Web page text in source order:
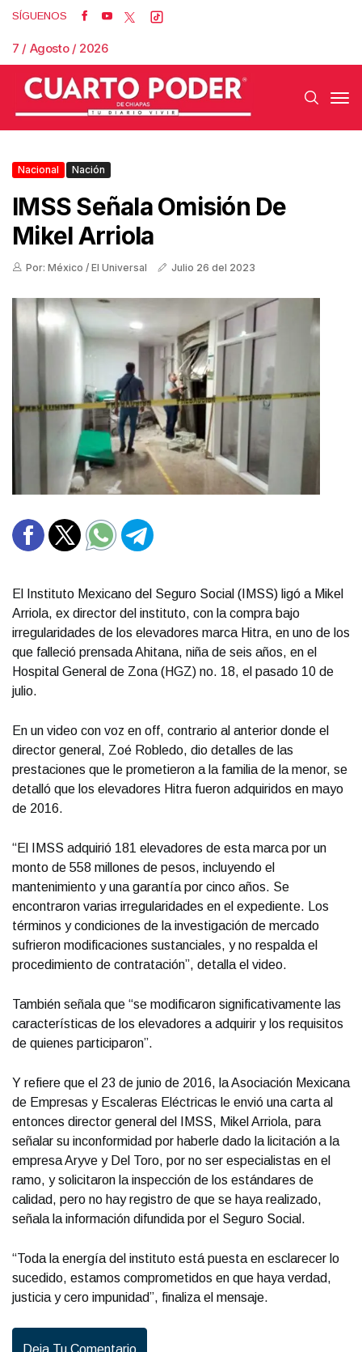
SÍGUENOS
7 / Agosto / 2026
Nacional Nación
IMSS Señala Omisión De
Mikel Arriola
Por: México / El Universal Julio 26 del 2023
El Instituto Mexicano del Seguro Social (IMSS) ligó a Mikel
Arriola, ex director del instituto, con la compra bajo
irregularidades de los elevadores marca Hitra, en uno de los
que falleció prensada Ahitana, niña de seis años, en el
Hospital General de Zona (HGZ) no. 18, el pasado 10 de
julio.
En un video con voz en off, contrario al anterior donde el
director general, Zoé Robledo, dio detalles de las
prestaciones que le prometieron a la familia de la menor, se
detalló que los elevadores Hitra fueron adquiridos en mayo
de 2016.
“El IMSS adquirió 181 elevadores de esta marca por un
monto de 558 millones de pesos, incluyendo el
mantenimiento y una garantía por cinco años. Se
encontraron varias irregularidades en el expediente. Los
términos y condiciones de la investigación de mercado
sufrieron modificaciones sustanciales, y no respalda el
procedimiento de contratación”, detalla el video.
También señala que “se modificaron significativamente las
características de los elevadores a adquirir y los requisitos
de quienes participaron”.
Y refiere que el 23 de junio de 2016, la Asociación Mexicana
de Empresas y Escaleras Eléctricas le envió una carta al
entonces director general del IMSS, Mikel Arriola, para
señalar su inconformidad por haberle dado la licitación a la
empresa Aryve y Del Toro, por no ser especialistas en el
ramo, y solicitaron la inspección de los estándares de
calidad, pero no hay registro de que se haya realizado,
señala la información difundida por el Seguro Social.
“Toda la energía del instituto está puesta en esclarecer lo
sucedido, estamos comprometidos en que haya verdad,
justicia y cero impunidad”, finaliza el mensaje.
Deja Tu Comentario